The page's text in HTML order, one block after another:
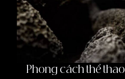
Phong cách thể thao